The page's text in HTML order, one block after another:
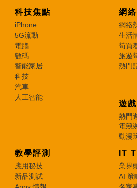
科技焦點
iPhone
5G流動
電腦
數碼
智能家居
科技
汽車
人工智能
網
網絡
生活
筍買
旅遊
熱門
遊
熱門
電競
動漫
教學評測
應用秘技
新品測試
Apps 情報
IT
業界
AI 策
名家